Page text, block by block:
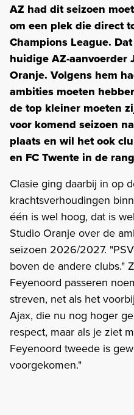
AZ had dit seizoen
om een plek die direct
Champions League.
huidige AZ-aanvoerder
Oranje. Volgens hem
ambities moeten
de top kleiner moeten
voor komend seizoen
plaats en wil het ook
en FC Twente in de
Clasie ging daarbij in op
krachtsverhoudingen
één is wel hoog, dat is
Studio Oranje over de
seizoen 2026/2027.
boven de andere clubs."
Feyenoord passeren
streven, net als het
Ajax, die nu nog hoger
respect, maar als je ziet
Feyenoord tweede is
voorgekomen."